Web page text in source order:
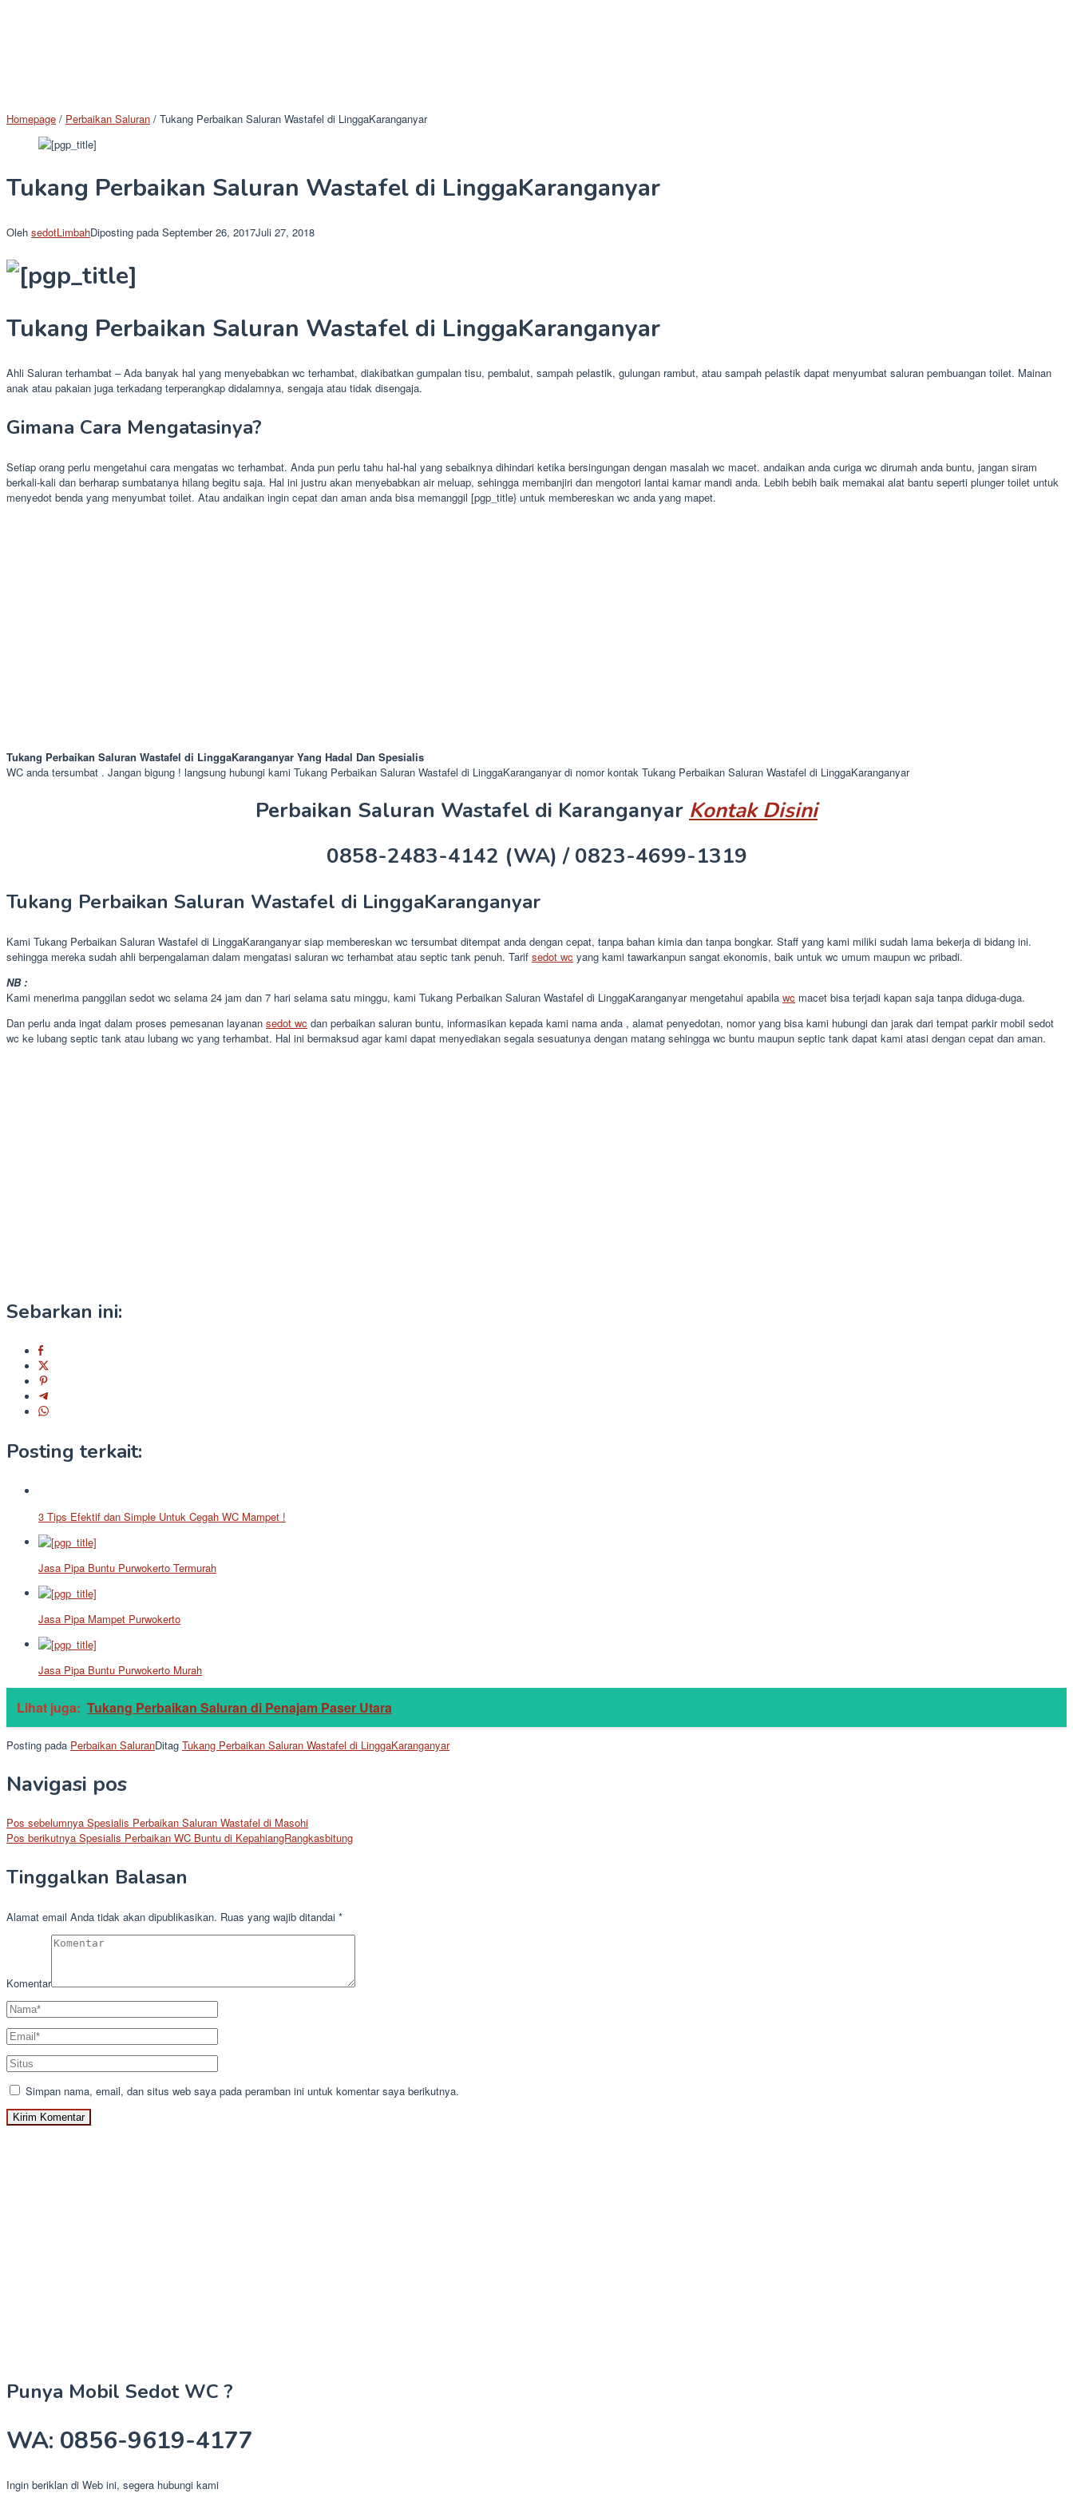
Homepage / Perbaikan Saluran / Tukang Perbaikan Saluran Wastafel di LinggaKaranganyar
Tukang Perbaikan Saluran Wastafel di LinggaKaranganyar
Oleh sedotLimbahDiposting pada September 26, 2017Juli 27, 2018
Tukang Perbaikan Saluran Wastafel di LinggaKaranganyar
Ahli Saluran terhambat – Ada banyak hal yang menyebabkan wc terhambat, diakibatkan gumpalan tisu, pembalut, sampah pelastik, gulungan rambut, atau sampah pelastik dapat menyumbat saluran pembuangan toilet. Mainan
anak atau pakaian juga terkadang terperangkap didalamnya, sengaja atau tidak disengaja.
Gimana Cara Mengatasinya?
Setiap orang perlu mengetahui cara mengatas wc terhambat. Anda pun perlu tahu hal-hal yang sebaiknya dihindari ketika bersingungan dengan masalah wc macet. andaikan anda curiga wc dirumah anda buntu, jangan siram
berkali-kali dan berharap sumbatanya hilang begitu saja. Hal ini justru akan menyebabkan air meluap, sehingga membanjiri dan mengotori lantai kamar mandi anda. Lebih bebih baik memakai alat bantu seperti plunger toilet untuk
menyedot benda yang menyumbat toilet. Atau andaikan ingin cepat dan aman anda bisa memanggil [pgp_title} untuk membereskan wc anda yang mapet.
Tukang Perbaikan Saluran Wastafel di LinggaKaranganyar Yang Hadal Dan Spesialis
WC anda tersumbat . Jangan bigung ! langsung hubungi kami Tukang Perbaikan Saluran Wastafel di LinggaKaranganyar di nomor kontak Tukang Perbaikan Saluran Wastafel di LinggaKaranganyar
Perbaikan Saluran Wastafel di Karanganyar Kontak Disini
0858-2483-4142 (WA) / 0823-4699-1319
Tukang Perbaikan Saluran Wastafel di LinggaKaranganyar
Kami Tukang Perbaikan Saluran Wastafel di LinggaKaranganyar siap membereskan wc tersumbat ditempat anda dengan cepat, tanpa bahan kimia dan tanpa bongkar. Staff yang kami miliki sudah lama bekerja di bidang ini.
sehingga mereka sudah ahli berpengalaman dalam mengatasi saluran wc terhambat atau septic tank penuh. Tarif sedot wc yang kami tawarkanpun sangat ekonomis, baik untuk wc umum maupun wc pribadi.
NB :
Kami menerima panggilan sedot wc selama 24 jam dan 7 hari selama satu minggu, kami Tukang Perbaikan Saluran Wastafel di LinggaKaranganyar mengetahui apabila wc macet bisa terjadi kapan saja tanpa diduga-duga.
Dan perlu anda ingat dalam proses pemesanan layanan sedot wc dan perbaikan saluran buntu, informasikan kepada kami nama anda , alamat penyedotan, nomor yang bisa kami hubungi dan jarak dari tempat parkir mobil sedot
wc ke lubang septic tank atau lubang wc yang terhambat. Hal ini bermaksud agar kami dapat menyediakan segala sesuatunya dengan matang sehingga wc buntu maupun septic tank dapat kami atasi dengan cepat dan aman.
Sebarkan ini:
Posting terkait:
3 Tips Efektif dan Simple Untuk Cegah WC Mampet !
Jasa Pipa Buntu Purwokerto Termurah
Jasa Pipa Mampet Purwokerto
Jasa Pipa Buntu Purwokerto Murah
Lihat juga: Tukang Perbaikan Saluran di Penajam Paser Utara
Posting pada Perbaikan SaluranDitag Tukang Perbaikan Saluran Wastafel di LinggaKaranganyar
Navigasi pos
Pos sebelumnya Spesialis Perbaikan Saluran Wastafel di Masohi
Pos berikutnya Spesialis Perbaikan WC Buntu di KepahiangRangkasbitung
Tinggalkan Balasan
Alamat email Anda tidak akan dipublikasikan. Ruas yang wajib ditandai *
Komentar
Simpan nama, email, dan situs web saya pada peramban ini untuk komentar saya berikutnya.
Punya Mobil Sedot WC ?
WA: 0856-9619-4177
Ingin beriklan di Web ini, segera hubungi kami